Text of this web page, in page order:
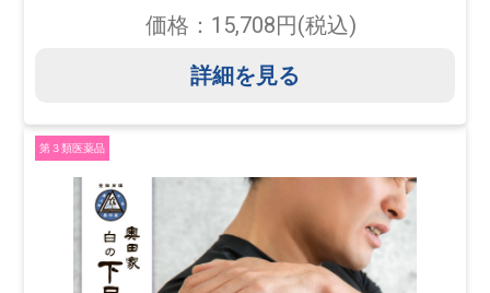
価格：15,708円(税込)
詳細を見る
第３類医薬品